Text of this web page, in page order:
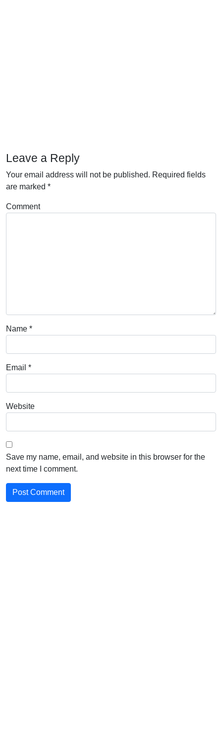
Leave a Reply
Your email address will not be published. Required fields
are marked *
Comment
Name *
Email *
Website
Save my name, email, and website in this browser for the
next time I comment.